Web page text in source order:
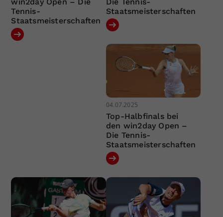
Tennis-
Staatsmeisterschaften
Staatsmeisterschaften
04.07.2025
Top-Halbfinals bei
den win2day Open –
Die Tennis-
Staatsmeisterschaften